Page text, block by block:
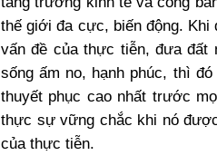
thế giới đa cực, biến động.
vấn đề của thực tiễn, đưa đất
sống ấm no, hạnh phúc, thì
thuyết phục cao nhất trước
thực sự vững chắc khi nó
của thực tiễn.